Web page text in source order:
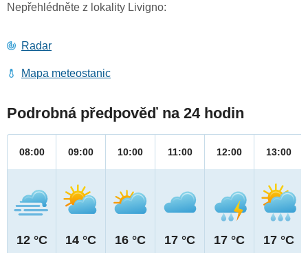
Nepřehlédněte z lokality Livigno:
Radar
Mapa meteostanic
Podrobná předpověď na 24 hodin
08:00
12 °C
09:00
14 °C
10:00
16 °C
11:00
17 °C
12:00
17 °C
13:00
17 °C